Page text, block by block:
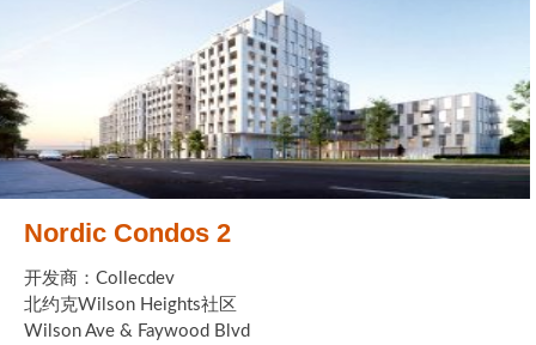
Nordic Condos 2
开发商：Collecdev
北约克Wilson Heights社区
Wilson Ave & Faywood Blvd